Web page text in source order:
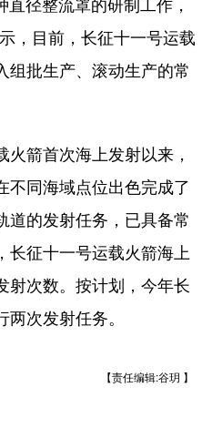
，目前，长征十一号运载
组批生产、滚动生产的常
箭首次海上发射以来，
不同海域点位出色完成了
道的发射任务，已具备常
长征十一号运载火箭海上
射次数。按计划，今年长
次发射任务。
【责任编辑:谷玥 】